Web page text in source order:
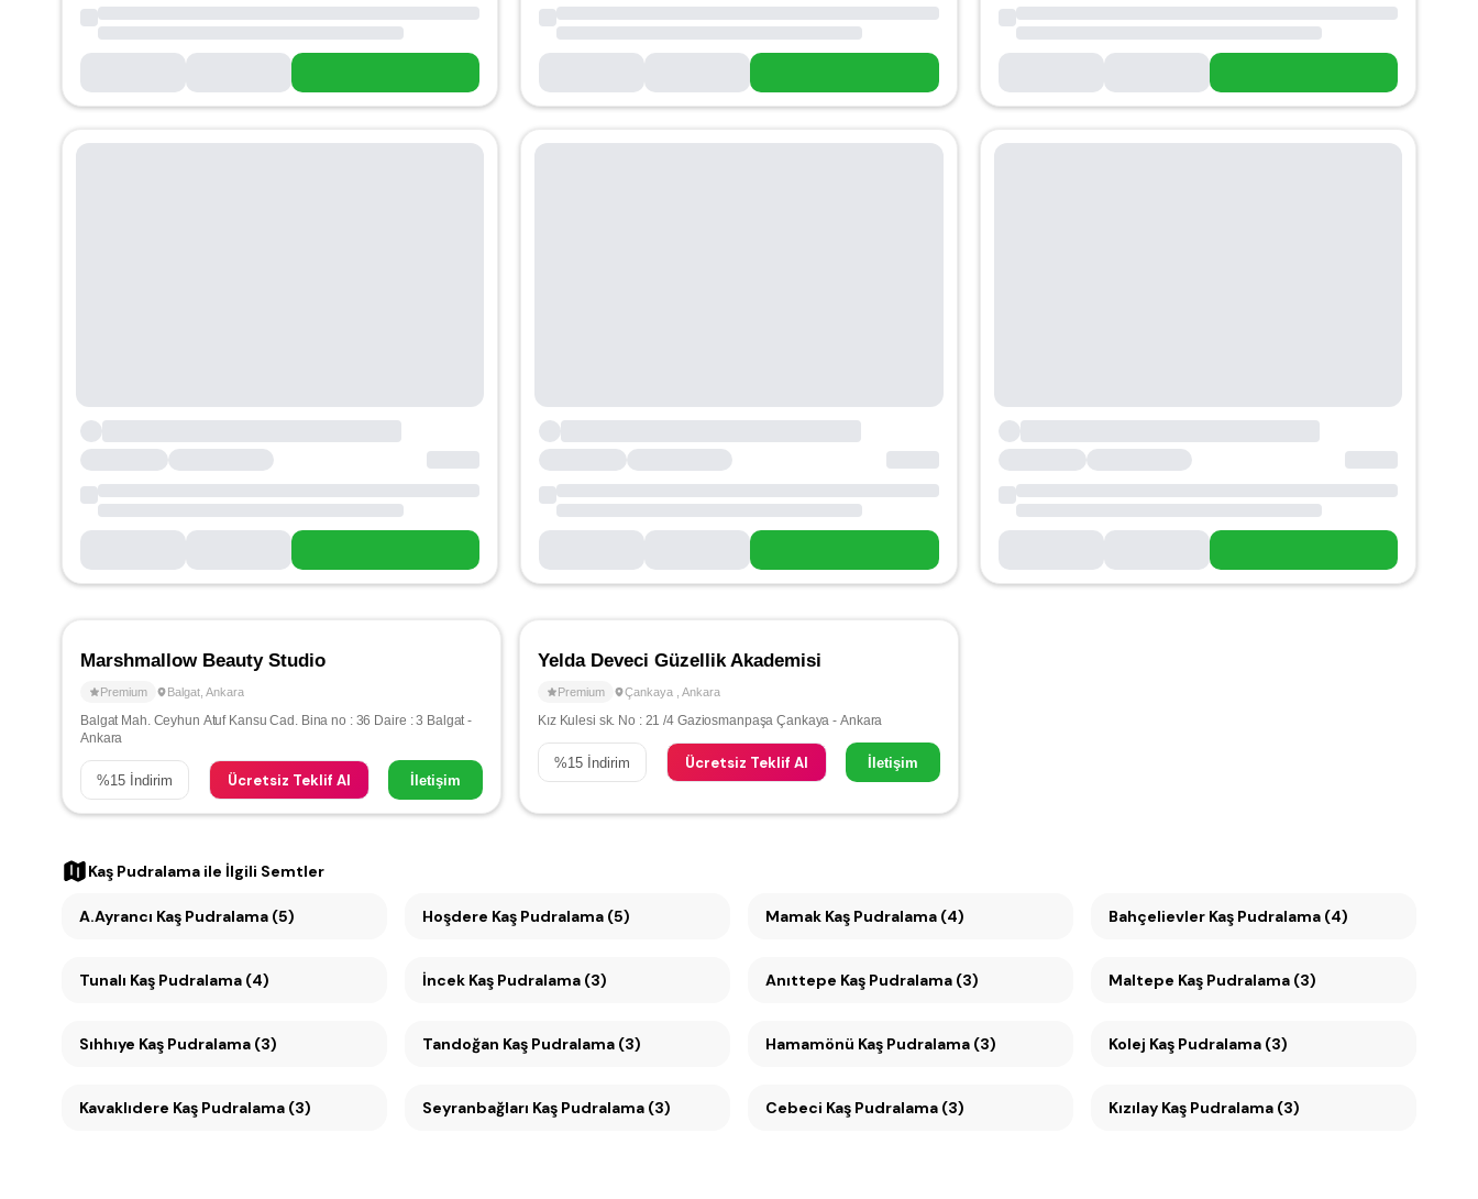
Marshmallow Beauty Studio
Premium Balgat Ankara
Balgat Mah. Ceyhun Atuf Kansu Cad. Bina no : 36 Daire : 3 Balgat -
Ankara
%15 İndirim Ücretsiz Teklif Al İletişim
Yelda Deveci Güzellik Akademisi
Premium Çankaya Ankara
Kız Kulesi sk. No : 21 /4 Gaziosmanpaşa Çankaya - Ankara
%15 İndirim Ücretsiz Teklif Al İletişim
Kaş Pudralama ile İlgili Semtler
A.Ayrancı Kaş Pudralama (5) Hoşdere Kaş Pudralama (5) Mamak Kaş Pudralama (4) Bahçelievler Kaş Pudralama (4)
Tunalı Kaş Pudralama (4) İncek Kaş Pudralama (3) Anıttepe Kaş Pudralama (3) Maltepe Kaş Pudralama (3)
Sıhhıye Kaş Pudralama (3) Tandoğan Kaş Pudralama (3) Hamamönü Kaş Pudralama (3) Kolej Kaş Pudralama (3)
Kavaklıdere Kaş Pudralama (3) Seyranbağları Kaş Pudralama (3) Cebeci Kaş Pudralama (3) Kızılay Kaş Pudralama (3)